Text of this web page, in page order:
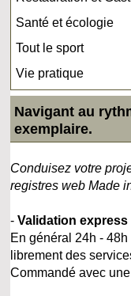
Santé et écologie
Tout le sport
Vie pratique
Navigant au
exemplaire.
Conduisez votre
registres web Made
-Validation express
En général 24h -
librement des
Commandé avec